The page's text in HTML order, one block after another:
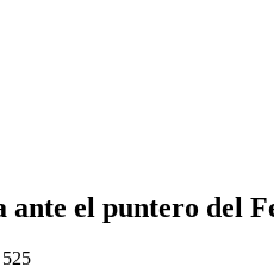
ante el puntero del
525